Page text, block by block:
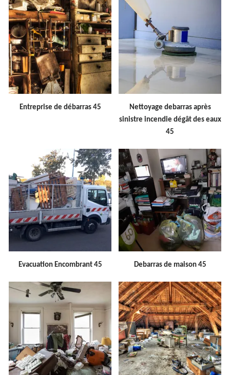
Entreprise de débarras 45
Nettoyage debarras après
sinistre incendie dégât des eaux
45
Evacuation Encombrant 45 Debarras de maison 45